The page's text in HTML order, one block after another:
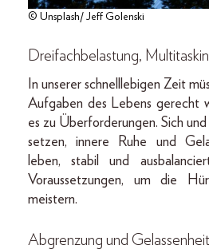
© Unsplash/ Jeff Golenski
Dreifachbelastung,
In unserer schnelllebigen Zeit
Aufgaben des Lebens gerecht
es zu Überforderungen. Sich
setzen, innere Ruhe und
leben, stabil und
Voraussetzungen, um die
meistern.
Abgrenzung und